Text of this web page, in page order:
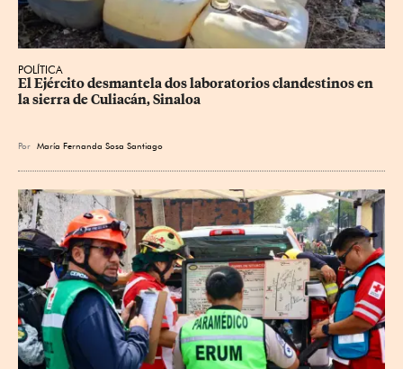
POLÍTICA
El Ejército desmantela dos laboratorios clandestinos en
la sierra de Culiacán, Sinaloa
Por María Fernanda Sosa Santiago